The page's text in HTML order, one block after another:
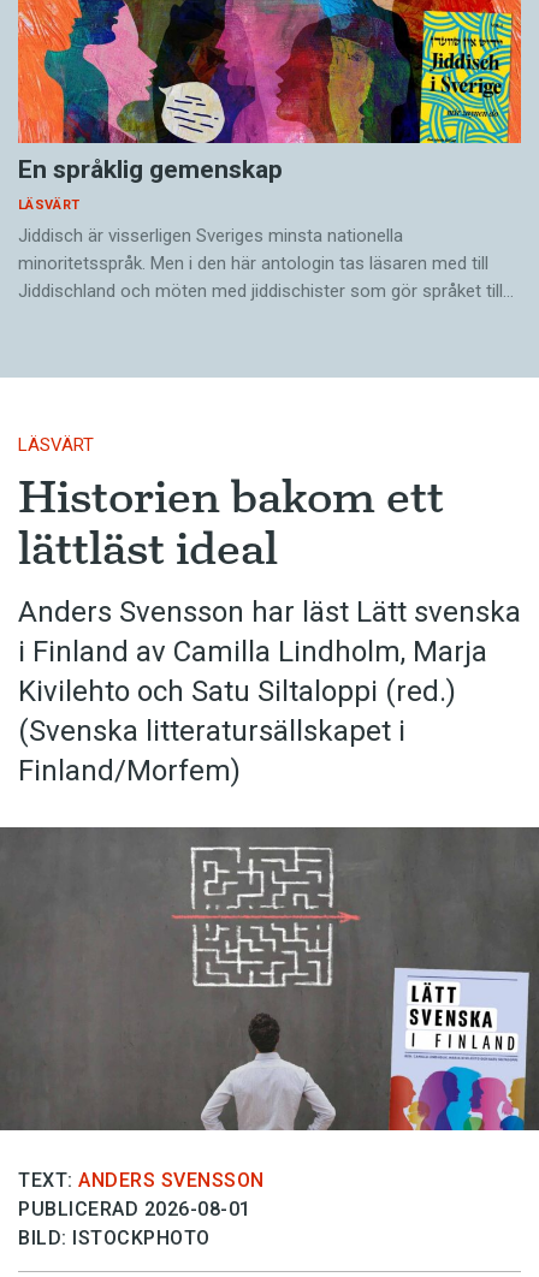
En språklig gemenskap
LÄSVÄRT
Jiddisch är visserligen Sveriges minsta nationella
minoritetsspråk. Men i den här antologin tas läsaren med till
Jiddischland och möten med jiddischister som gör språket till…
LÄSVÄRT
Historien bakom ett
lättläst ideal
Anders Svensson har läst Lätt svenska
i Finland av Camilla Lindholm, Marja
Kivilehto och Satu Siltaloppi (red.)
(Svenska litteratur­sällskapet i
Finland/Morfem)
TEXT: ANDERS SVENSSON
PUBLICERAD 2026-08-01
BILD: ISTOCKPHOTO